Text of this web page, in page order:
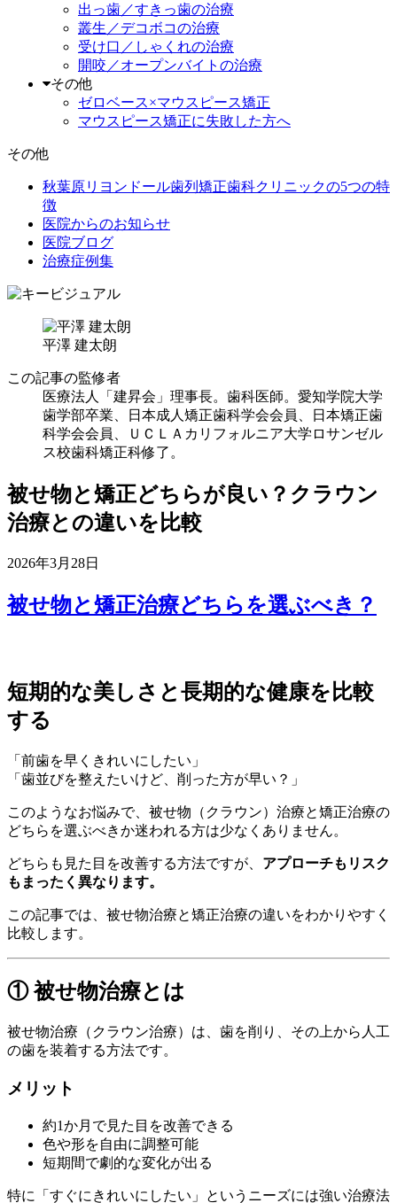
出っ歯／すきっ歯の治療
叢生／デコボコの治療
受け口／しゃくれの治療
開咬／オープンバイトの治療
その他
ゼロベース×マウスピース矯正
マウスピース矯正に失敗した方へ
その他
秋葉原リヨンドール歯列矯正歯科クリニックの5つの特
徴
医院からのお知らせ
医院ブログ
治療症例集
平澤 建太朗
この記事の監修者
医療法人「建昇会」理事長。歯科医師。愛知学院大学
歯学部卒業、日本成人矯正歯科学会会員、日本矯正歯
科学会会員、ＵＣＬＡカリフォルニア大学ロサンゼル
ス校歯科矯正科修了。
被せ物と矯正どちらが良い？クラウン
治療との違いを比較
2026年3月28日
被せ物と矯正治療どちらを選ぶべき？
短期的な美しさと長期的な健康を比較
する
「前歯を早くきれいにしたい」
「歯並びを整えたいけど、削った方が早い？」
このようなお悩みで、被せ物（クラウン）治療と矯正治療の
どちらを選ぶべきか迷われる方は少なくありません。
どちらも見た目を改善する方法ですが、 アプローチもリスク
もまったく異なります。
この記事では、被せ物治療と矯正治療の違いをわかりやすく
比較します。
① 被せ物治療とは
被せ物治療（クラウン治療）は、歯を削り、その上から人工
の歯を装着する方法です。
メリット
約1か月で見た目を改善できる
色や形を自由に調整可能
短期間で劇的な変化が出る
特に「すぐにきれいにしたい」というニーズには強い治療法